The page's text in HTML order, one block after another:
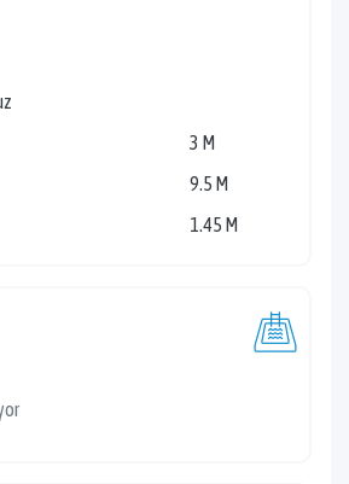
3 M
9.5 M
1.45 M